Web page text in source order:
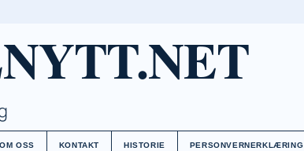
OM OSS KONTAKT HISTORIE PERSONVERNERKLÆRING